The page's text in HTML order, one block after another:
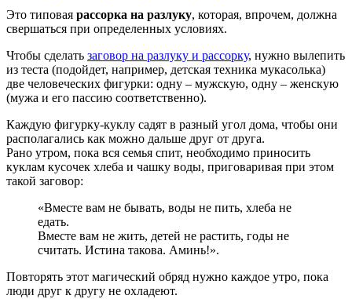
Это типовая рассорка на разлуку, которая, впрочем, должна
свершаться при определенных условиях.
Чтобы сделать заговор на разлуку и рассорку, нужно вылепить
из теста (подойдет, например, детская техника мукасолька)
две человеческих фигурки: одну – мужскую, одну – женскую
(мужа и его пассию соответственно).
Каждую фигурку-куклу садят в разный угол дома, чтобы они
располагались как можно дальше друг от друга.
Рано утром, пока вся семья спит, необходимо приносить
куклам кусочек хлеба и чашку воды, приговаривая при этом
такой заговор:
«Вместе вам не бывать, воды не пить, хлеба не
едать.
Вместе вам не жить, детей не растить, годы не
считать. Истина такова. Аминь!».
Повторять этот магический обряд нужно каждое утро, пока
люди друг к другу не охладеют.